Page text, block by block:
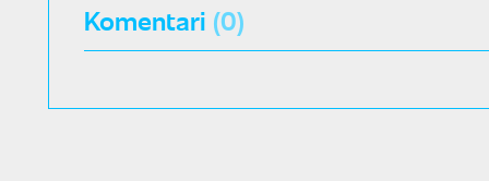
Komentari (0)